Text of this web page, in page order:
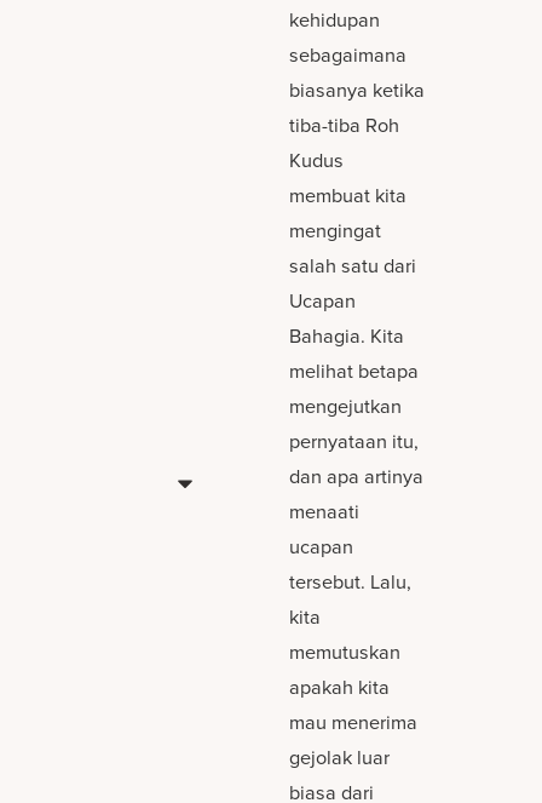
kehidupan
sebagaimana
biasanya ketika
tiba-tiba Roh
Kudus
membuat kita
mengingat
salah satu dari
Ucapan
Bahagia. Kita
melihat betapa
mengejutkan
pernyataan itu,
dan apa artinya
menaati
ucapan
tersebut. Lalu,
kita
memutuskan
apakah kita
mau menerima
gejolak luar
biasa dari